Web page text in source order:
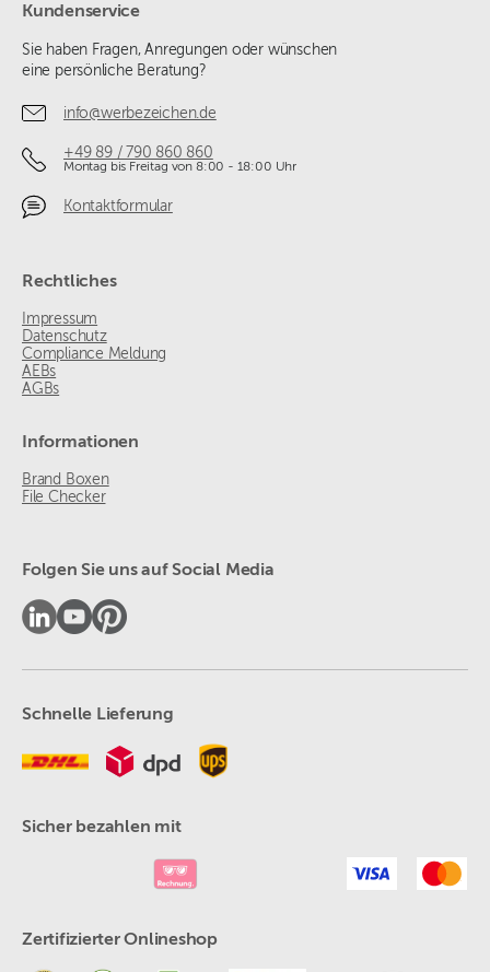
Kundenservice
Sie haben Fragen, Anregungen oder wünschen
eine persönliche Beratung?
info@werbezeichen.de
+49 89 / 790 860 860
Montag bis Freitag von 8:00 - 18:00 Uhr
Kontaktformular
Rechtliches
Impressum
Datenschutz
Compliance Meldung
AEBs
AGBs
Informationen
Brand Boxen
File Checker
Folgen Sie uns auf Social Media
Schnelle Lieferung
Sicher bezahlen mit
Zertifizierter Onlineshop